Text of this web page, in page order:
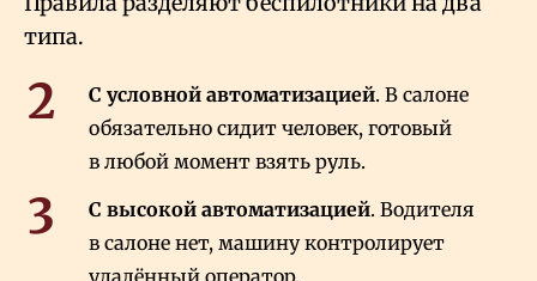
типа.
С условной автоматизацией. В салоне
обязательно сидит человек, готовый
в любой момент взять руль.
С высокой автоматизацией. Водителя
в салоне нет, машину контролирует